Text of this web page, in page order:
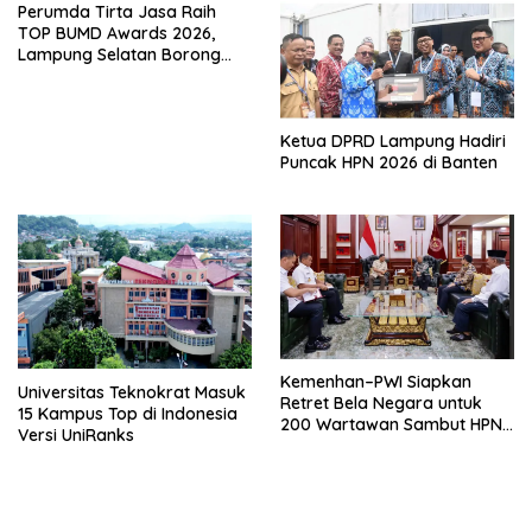
Perumda Tirta Jasa Raih
TOP BUMD Awards 2026,
Lampung Selatan Borong
Ketua DPRD Lampung Hadiri
Puncak HPN 2026 di Banten
Universitas Teknokrat Masuk
15 Kampus Top di Indonesia
Versi UniRanks
Kemenhan–PWI Siapkan
Retret Bela Negara untuk
200 Wartawan Sambut HPN